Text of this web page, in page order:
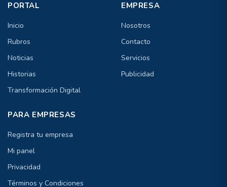
PORTAL
Inicio
Rubros
Noticias
Historias
Transformación Digital
EMPRESA
Nosotros
Contacto
Servicios
Publicidad
PARA EMPRESAS
Registra tu empresa
Mi panel
Privacidad
Términos y Condiciones